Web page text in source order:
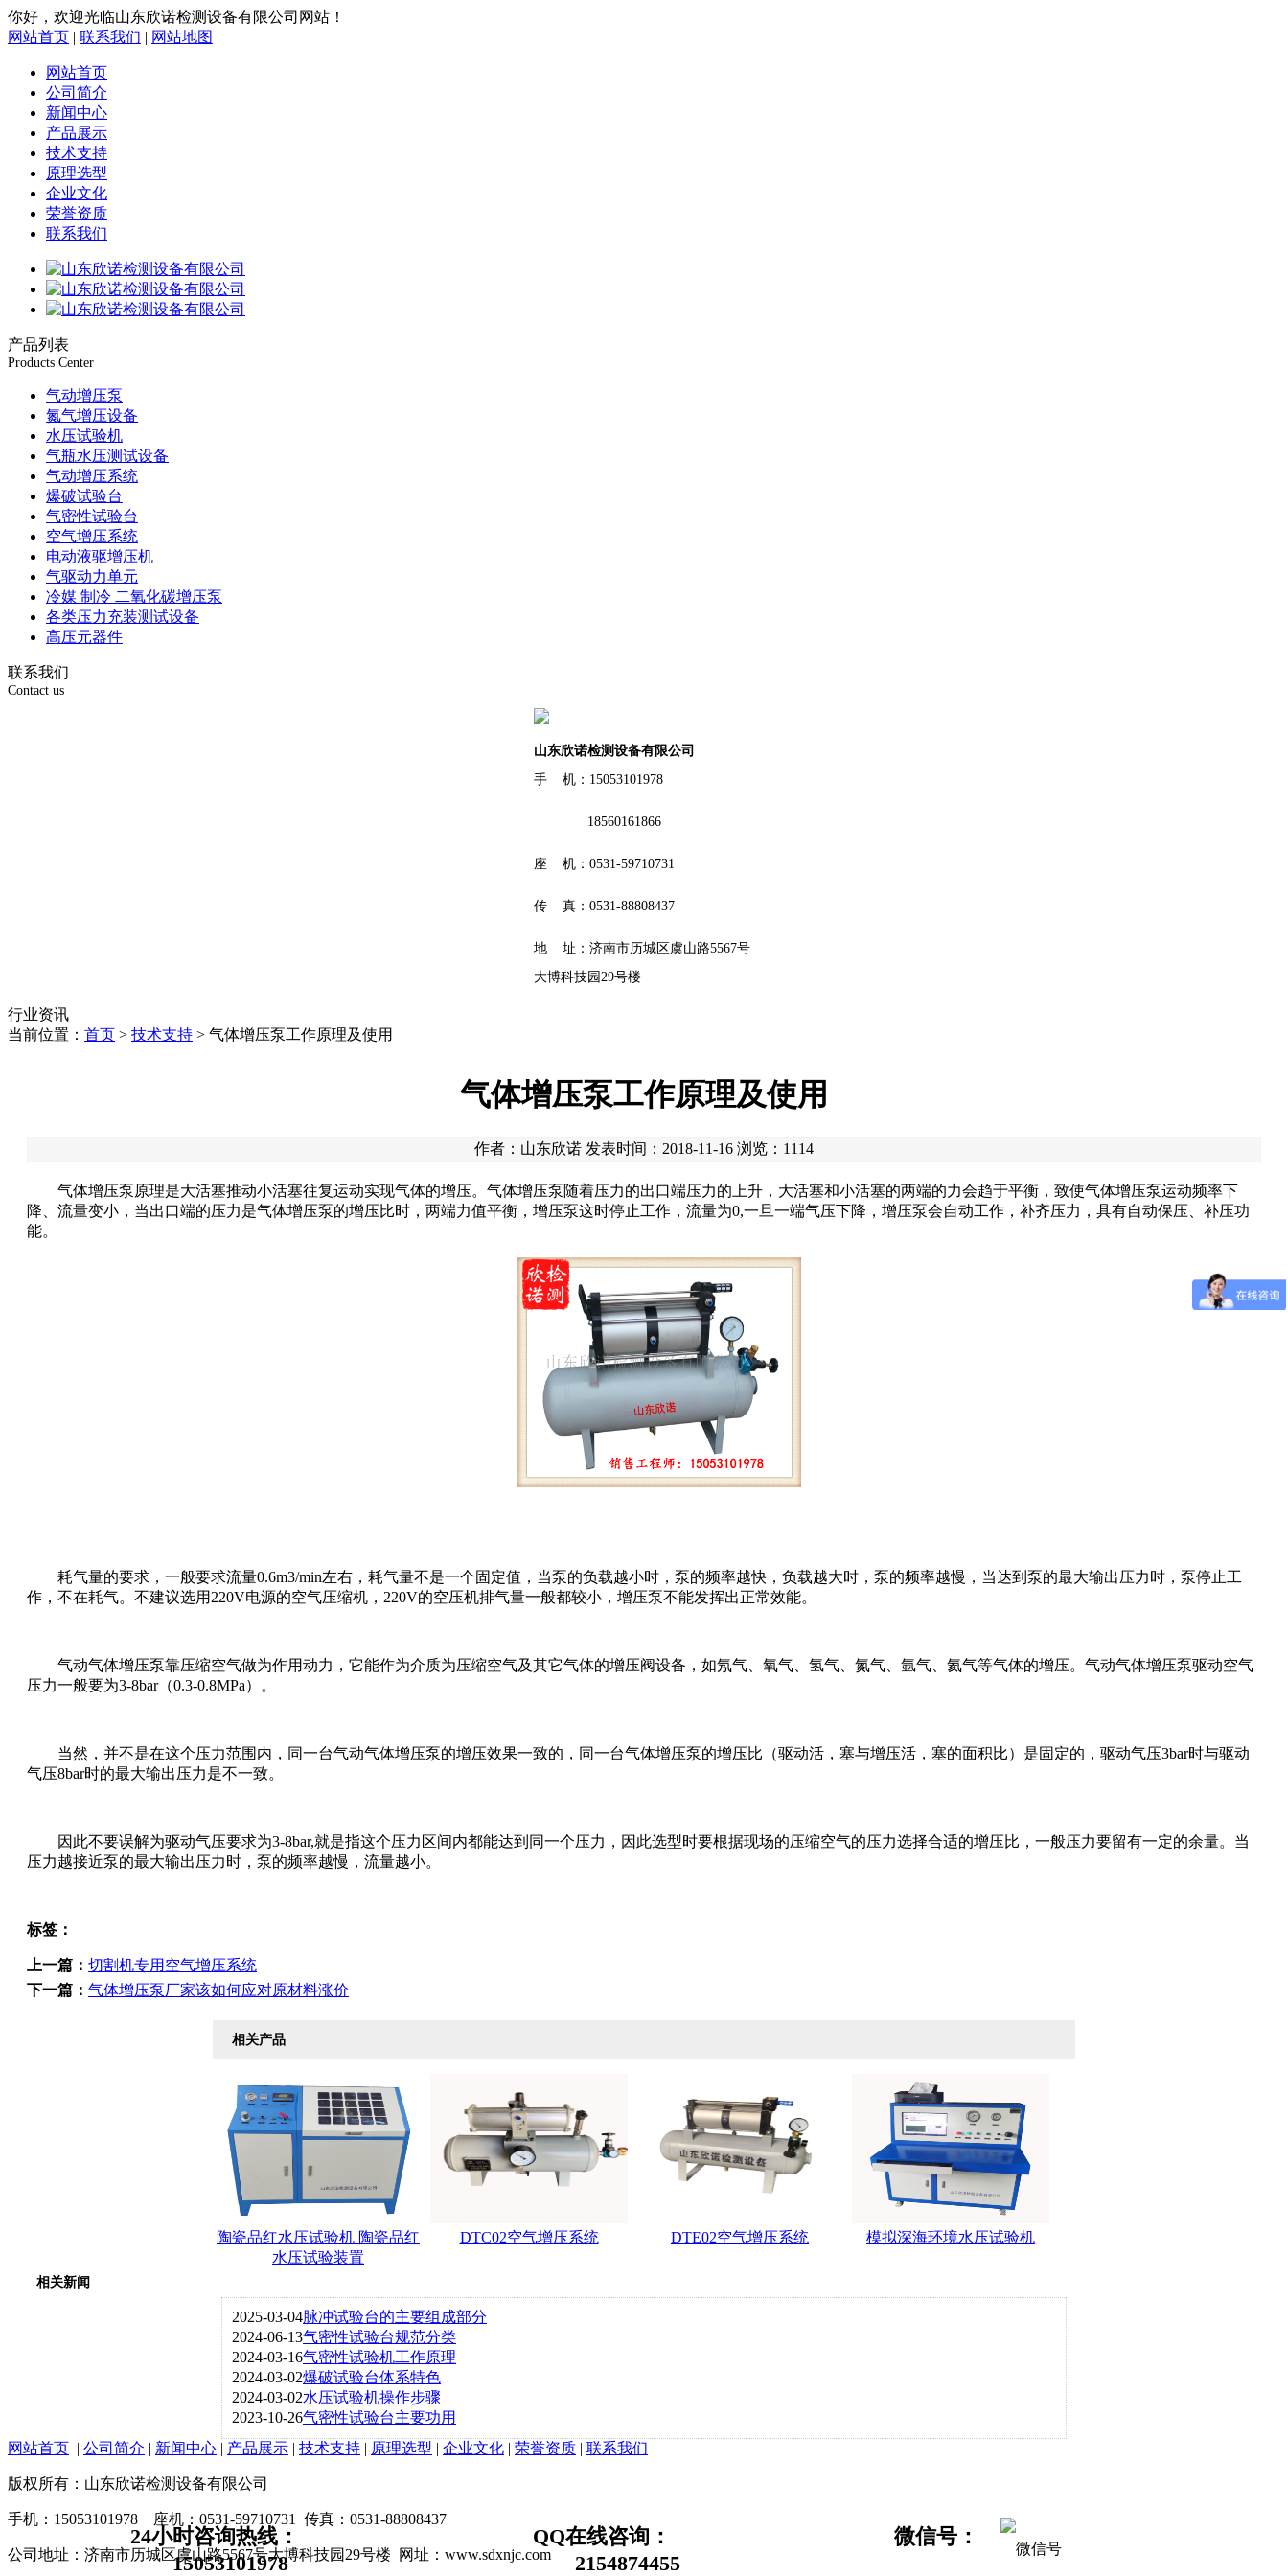
你好，欢迎光临山东欣诺检测设备有限公司网站！
网站首页 | 联系我们 | 网站地图
网站首页
公司简介
新闻中心
产品展示
技术支持
原理选型
企业文化
荣誉资质
联系我们
产品列表
Products Center
气动增压泵
氮气增压设备
水压试验机
气瓶水压测试设备
气动增压系统
爆破试验台
气密性试验台
空气增压系统
电动液驱增压机
气驱动力单元
冷媒 制冷 二氧化碳增压泵
各类压力充装测试设备
高压元器件
联系我们
Contact us
山东欣诺检测设备有限公司
手 机：15053101978
18560161866
座 机：0531-59710731
传 真：0531-88808437
地 址：济南市历城区虞山路5567号
大博科技园29号楼
行业资讯
当前位置： 首页 > 技术支持 > 气体增压泵工作原理及使用
气体增压泵工作原理及使用
作者：山东欣诺 发表时间：2018-11-16 浏览： 1114
气体增压泵原理是大活塞推动小活塞往复运动实现气体的增压。气体增压泵随着压力的出口端压力的上升，大活塞和小活塞的两端的力会趋于平衡，致使气体增压泵运动频率下
降、流量变小，当出口端的压力是气体增压泵的增压比时，两端力值平衡，增压泵这时停止工作，流量为0,一旦一端气压下降，增压泵会自动工作，补齐压力，具有自动保压、补压功
能。
耗气量的要求，一般要求流量0.6m3/min左右，耗气量不是一个固定值，当泵的负载越小时，泵的频率越快，负载越大时，泵的频率越慢，当达到泵的最大输出压力时，泵停止工
作，不在耗气。不建议选用220V电源的空气压缩机，220V的空压机排气量一般都较小，增压泵不能发挥出正常效能。
气动气体增压泵靠压缩空气做为作用动力，它能作为介质为压缩空气及其它气体的增压阀设备，如氖气、氧气、氢气、氮气、氩气、氦气等气体的增压。气动气体增压泵驱动空气
压力一般要为3-8bar（0.3-0.8MPa）。
当然，并不是在这个压力范围内，同一台气动气体增压泵的增压效果一致的，同一台气体增压泵的增压比（驱动活，塞与增压活，塞的面积比）是固定的，驱动气压3bar时与驱动
气压8bar时的最大输出压力是不一致。
因此不要误解为驱动气压要求为3-8bar,就是指这个压力区间内都能达到同一个压力，因此选型时要根据现场的压缩空气的压力选择合适的增压比，一般压力要留有一定的余量。当
压力越接近泵的最大输出压力时，泵的频率越慢，流量越小。
标签：
上一篇： 切割机专用空气增压系统
下一篇： 气体增压泵厂家该如何应对原材料涨价
相关产品
陶瓷品红水压试验机 陶瓷品红
水压试验装置
DTC02空气增压系统 DTE02空气增压系统 模拟深海环境水压试验机
相关新闻
2025-03-04脉冲试验台的主要组成部分
2024-06-13气密性试验台规范分类
2024-03-16气密性试验机工作原理
2024-03-02爆破试验台体系特色
2024-03-02水压试验机操作步骤
2023-10-26气密性试验台主要功用
网站首页 | 公司简介 | 新闻中心 | 产品展示 | 技术支持 | 原理选型 | 企业文化 | 荣誉资质 | 联系我们
版权所有：山东欣诺检测设备有限公司
手机：15053101978 座机：0531-59710731 传真：0531-88808437
公司地址：济南市历城区虞山路5567号大博科技园29号楼 网址：www.sdxnjc.com
24小时咨询热线：
15053101978
QQ在线咨询：
2154874455
微信号：